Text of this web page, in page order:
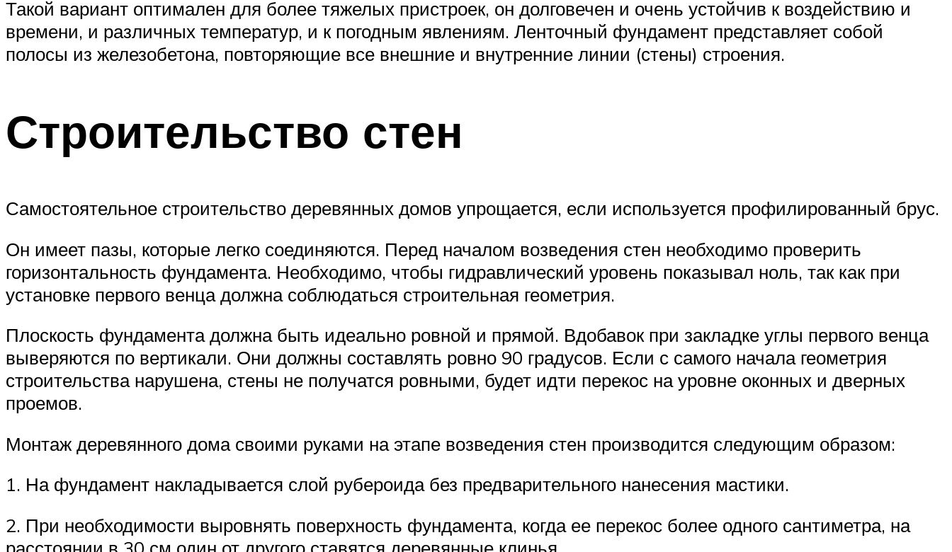
Такой вариант оптимален для более тяжелых пристроек, он долговечен и очень устойчив к воздействию и
времени, и различных температур, и к погодным явлениям. Ленточный фундамент представляет собой
полосы из железобетона, повторяющие все внешние и внутренние линии (стены) строения.
Строительство стен
Самостоятельное строительство деревянных домов упрощается, если используется профилированный брус.
Он имеет пазы, которые легко соединяются. Перед началом возведения стен необходимо проверить
горизонтальность фундамента. Необходимо, чтобы гидравлический уровень показывал ноль, так как при
установке первого венца должна соблюдаться строительная геометрия.
Плоскость фундамента должна быть идеально ровной и прямой. Вдобавок при закладке углы первого венца
выверяются по вертикали. Они должны составлять ровно 90 градусов. Если с самого начала геометрия
строительства нарушена, стены не получатся ровными, будет идти перекос на уровне оконных и дверных
проемов.
Монтаж деревянного дома своими руками на этапе возведения стен производится следующим образом:
1. На фундамент накладывается слой рубероида без предварительного нанесения мастики.
2. При необходимости выровнять поверхность фундамента, когда ее перекос более одного сантиметра, на